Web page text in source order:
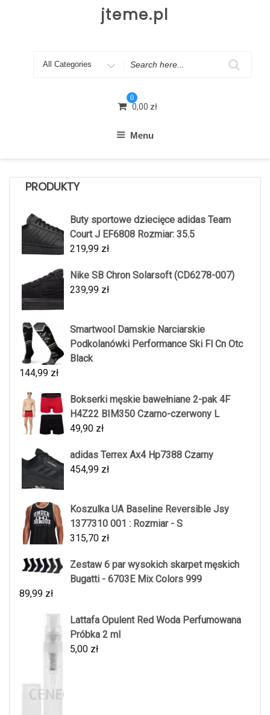
jteme.pl
Search
0
0,00 zł
Menu
PRODUKTY
Buty sportowe dziecięce adidas Team
Court J EF6808 Rozmiar: 35.5
219,99 zł
Nike SB Chron Solarsoft (CD6278-007)
239,99 zł
Smartwool Damskie Narciarskie
Podkolanówki Performance Ski Fl Cn Otc
Black
144,99 zł
Bokserki męskie bawełniane 2-pak 4F
H4Z22 BIM350 Czarno-czerwony L
49,90 zł
adidas Terrex Ax4 Hp7388 Czarny
454,99 zł
Koszulka UA Baseline Reversible Jsy
1377310 001 : Rozmiar - S
315,70 zł
Zestaw 6 par wysokich skarpet męskich
Bugatti - 6703E Mix Colors 999
89,99 zł
Lattafa Opulent Red Woda Perfumowana
Próbka 2 ml
5,00 zł